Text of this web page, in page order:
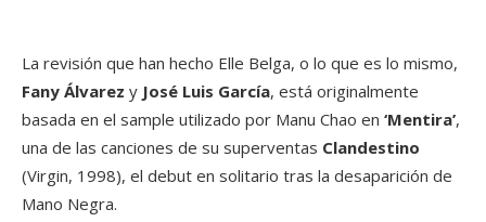
La revisión que han hecho Elle Belga, o lo que es lo mismo,
Fany Álvarez y José Luis García, está originalmente
basada en el sample utilizado por Manu Chao en ‘Mentira’,
una de las canciones de su superventas Clandestino
(Virgin, 1998), el debut en solitario tras la desaparición de
Mano Negra.